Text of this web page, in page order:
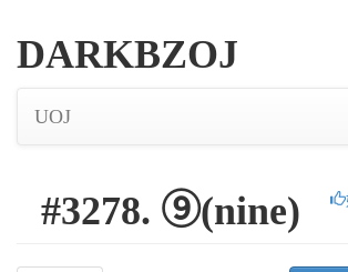
DARKBZOJ
UOJ
#3278. ⑨(nine)